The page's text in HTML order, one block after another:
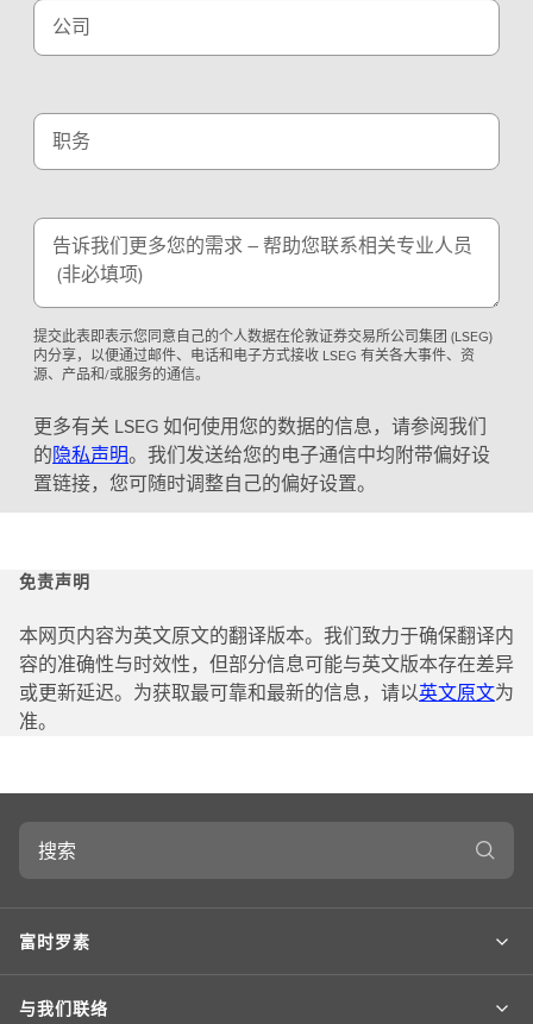
公司
职务
告诉我们更多您的需求 – 帮助您联系相关专业人员
(非必填项)
提交此表即表示您同意自己的个人数据在伦敦证券交易所公司集团 (LSEG)
内分享，以便通过邮件、电话和电子方式接收 LSEG 有关各大事件、资
源、产品和/或服务的通信。
更多有关 LSEG 如何使用您的数据的信息，请参阅我们
的隐私声明。我们发送给您的电子通信中均附带偏好设
置链接，您可随时调整自己的偏好设置。
免责声明
本网页内容为英文原文的翻译版本。我们致力于确保翻译内
容的准确性与时效性，但部分信息可能与英文版本存在差异
或更新延迟。为获取最可靠和最新的信息，请以英文原文为
准。
搜
富时罗素
与我们联络